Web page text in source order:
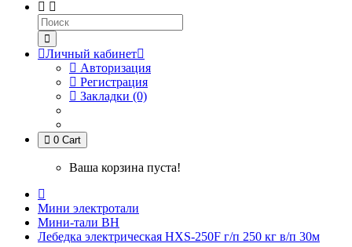
Личный кабинет
Авторизация
Регистрация
Закладки (0)
0 Cart
Ваша корзина пуста!
Мини электротали
Мини-тали BH
Лебедка электрическая HXS-250F г/п 250 кг в/п 30м